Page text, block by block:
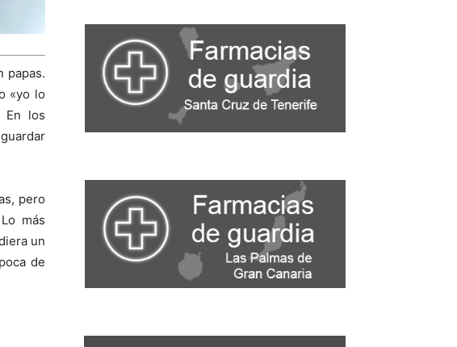
papas.
«yo lo
En los
pero
más
un
de